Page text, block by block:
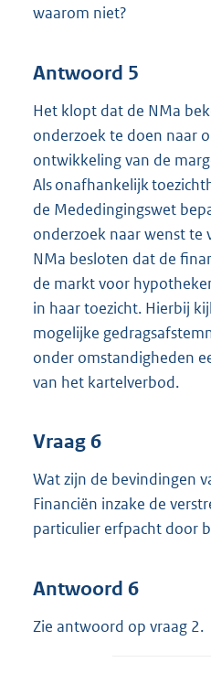
waarom niet?
Antwoord 5
Het klopt dat de NMa
onderzoek te doen naar
ontwikkeling van de
Als onafhankelijk
de Mededingingswet
onderzoek naar wenst te
NMa besloten dat de
de markt voor
in haar toezicht. Hierbij
mogelijke
onder omstandigheden
van het kartelverbod.
Vraag 6
Wat zijn de bevindingen
Financiën inzake de
particulier erfpacht door
Antwoord 6
Zie antwoord op vraag 2.